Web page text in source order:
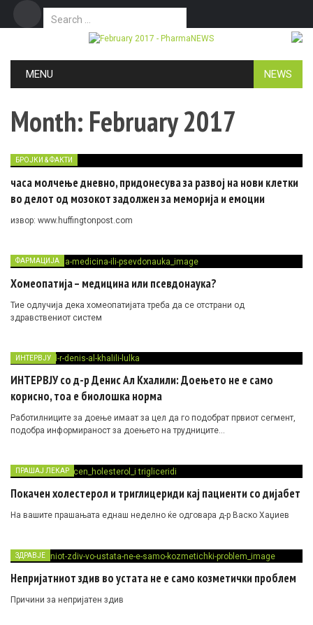
Search for:
MENU NEWS
Month: February 2017
БРОЈКИ & ФАКТИ
часа молчење дневно, придонесува за развој на нови клетки
во делот од мозокот задолжен за меморија и емоции
извор: www.huffingtonpost.com
ФАРМАЦИЈА
Хомеопатија – медицина или псевдонаука?
Тие одлучија дека хомеопатијата треба да се отстрани од
здравствениот систем
ИНТЕРВЈУ
ИНТЕРВЈУ со д-р Денис Ал Кхалили: Доењето не е само
корисно, тоа е биолошка норма
Работилниците за доење имаат за цел да го подобрат првиот сегмент,
подобра информираност за доењето на трудниците…
ПРАШАЈ ЛЕКАР
Покачен холестерол и триглицериди кај пациенти со дијабет
На вашите прашањата еднаш неделно ќе одговара д-р Васко Хаџиев
ЗДРАВЈЕ
Непријатниот здив во устата не е само козметички проблем
Причини за непријатен здив